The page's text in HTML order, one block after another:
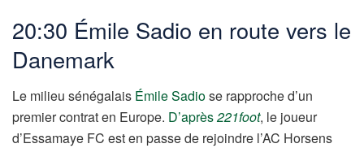
20:30 Émile Sadio en route vers le
Danemark
Le milieu sénégalais Émile Sadiose rapproche d’un
premier contrat en Europe. D’après221foot, le joueur
d’Essamaye FC est en passe de rejoindre l’AC Horsens